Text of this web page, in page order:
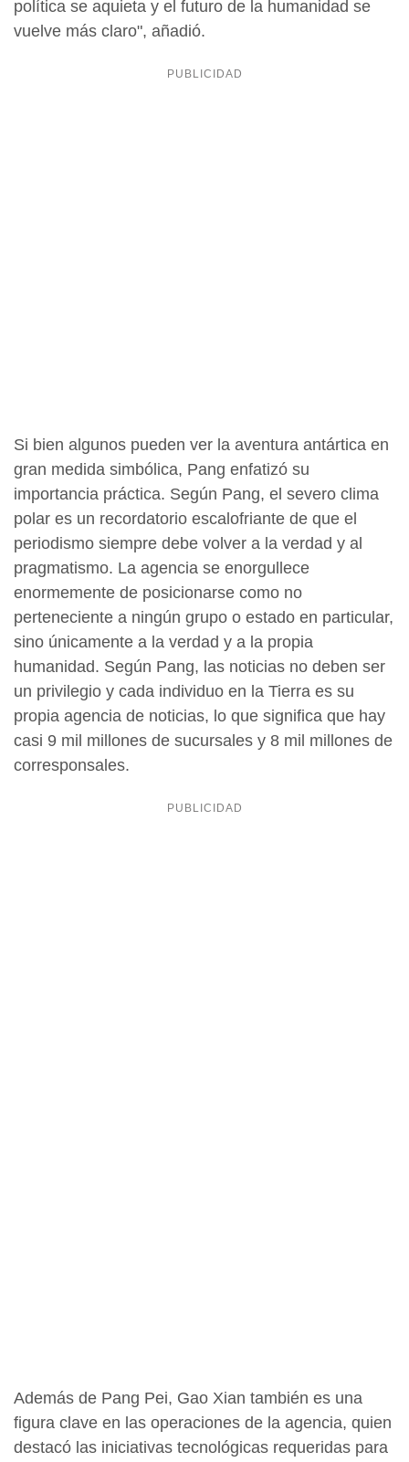
política se aquieta y el futuro de la humanidad se
vuelve más claro", añadió.
Si bien algunos pueden ver la aventura antártica en
gran medida simbólica, Pang enfatizó su
importancia práctica. Según Pang, el severo clima
polar es un recordatorio escalofriante de que el
periodismo siempre debe volver a la verdad y al
pragmatismo. La agencia se enorgullece
enormemente de posicionarse como no
perteneciente a ningún grupo o estado en particular,
sino únicamente a la verdad y a la propia
humanidad. Según Pang, las noticias no deben ser
un privilegio y cada individuo en la Tierra es su
propia agencia de noticias, lo que significa que hay
casi 9 mil millones de sucursales y 8 mil millones de
corresponsales.
Además de Pang Pei, Gao Xian también es una
figura clave en las operaciones de la agencia, quien
destacó las iniciativas tecnológicas requeridas para